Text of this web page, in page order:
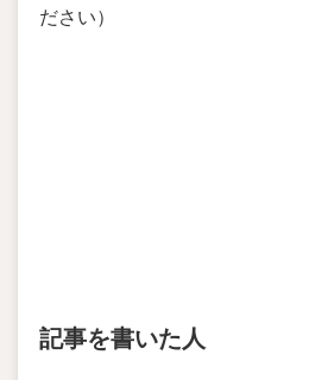
ださい）
記事を書いた人